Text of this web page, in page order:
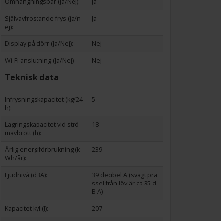
Omhängningsbar (Ja/Nej):
Ja
Självavfrostande frys (ja/n
ej):
Ja
Display på dörr (Ja/Nej):
Nej
Wi-Fi anslutning (Ja/Nej):
Nej
Teknisk data
Infrysningskapacitet (kg/24
h):
5
Lagringskapacitet vid strö
mavbrott (h):
18
Årlig energiförbrukning (k
Wh/år):
239
Ljudnivå (dBA):
39 decibel A (svagt pra
ssel från löv är ca 35 d
B A)
Kapacitet kyl (l):
207